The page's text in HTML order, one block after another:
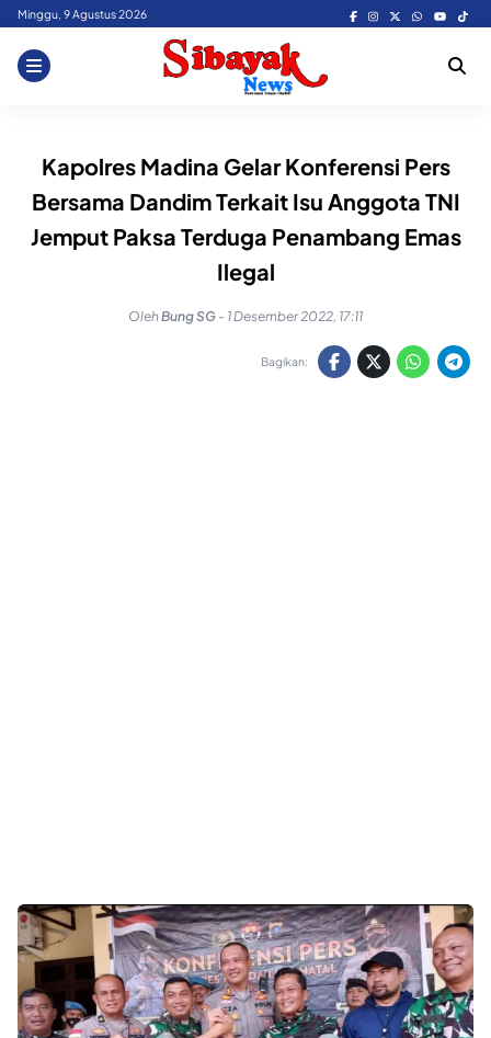
Skip
content
Minggu, 9 Agustus 2026
Kapolres Madina Gelar Konferensi Pers
Bersama Dandim Terkait Isu Anggota TNI
Jemput Paksa Terduga Penambang Emas
Ilegal
OlehBung SG - 1 Desember 2022, 17:11
Bagikan: